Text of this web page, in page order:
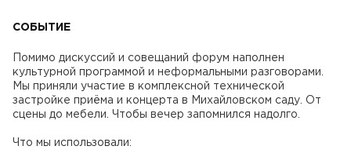
СОБЫТИЕ
Помимо дискуссий и совещаний форум наполнен
культурной программой и неформальными разговорами.
Мы приняли участие в комплексной технической
застройке приёма и концерта в Михайловском саду. От
сцены до мебели. Чтобы вечер запомнился надолго.
Что мы использовали: